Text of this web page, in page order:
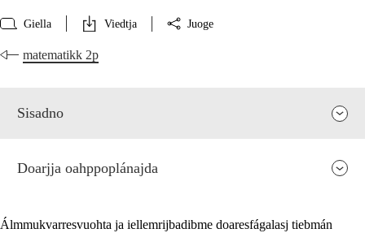
Giella Viedtja Juoge
matematikk 2p
Sisadno
Doarjja oahppoplánajda
Álmmukvarresvuohta ja iellemrijbadibme doaresfágalasj tiebmán